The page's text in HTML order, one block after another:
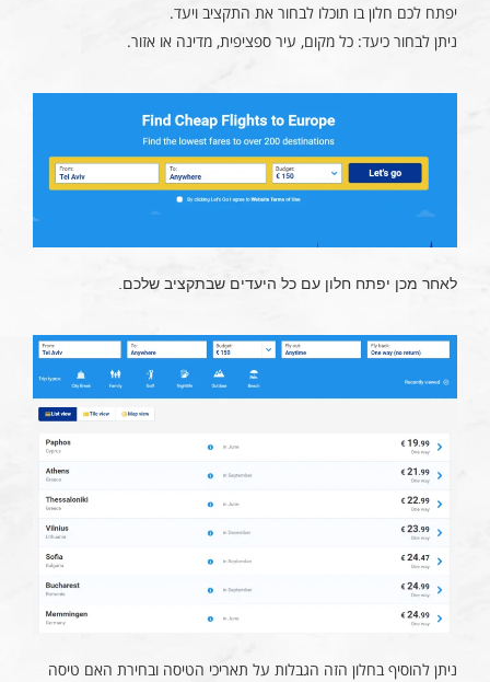
יפתח לכם חלון בו תוכלו לבחור את התקציב ויעד.
ניתן לבחור כיעד: כל מקום, עיר ספציפית, מדינה או אזור.
לאחר מכן יפתח חלון עם כל היעדים שבתקציב שלכם.
ניתן להוסיף בחלון הזה הגבלות על תאריכי הטיסה ובחירת האם טיסה